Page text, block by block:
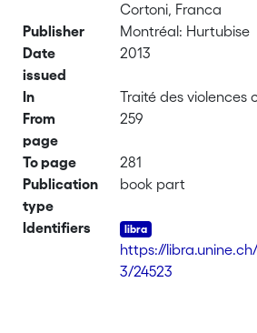
Cortoni, Franca
Publisher
Montréal: Hurtubise
Date
issued
2013
In
Traité des violences
From
page
259
To page
281
Publication
type
book part
Identifiers
https://
3/24523